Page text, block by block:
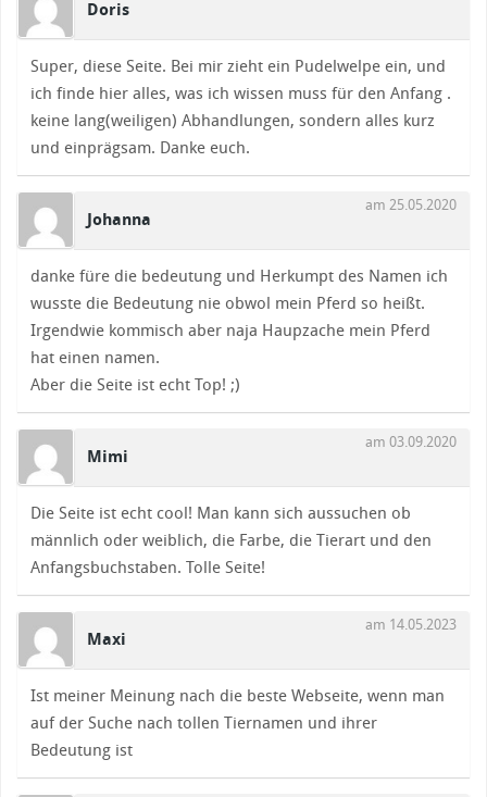
Doris
Super, diese Seite. Bei mir zieht ein Pudelwelpe ein, und
ich finde hier alles, was ich wissen muss für den Anfang .
keine lang(weiligen) Abhandlungen, sondern alles kurz
und einprägsam. Danke euch.
Johanna
am 25.05.2020
danke füre die bedeutung und Herkumpt des Namen ich
wusste die Bedeutung nie obwol mein Pferd so heißt.
Irgendwie kommisch aber naja Haupzache mein Pferd
hat einen namen.
Aber die Seite ist echt Top! ;)
Mimi
am 03.09.2020
Die Seite ist echt cool! Man kann sich aussuchen ob
männlich oder weiblich, die Farbe, die Tierart und den
Anfangsbuchstaben. Tolle Seite!
Maxi
am 14.05.2023
Ist meiner Meinung nach die beste Webseite, wenn man
auf der Suche nach tollen Tiernamen und ihrer
Bedeutung ist